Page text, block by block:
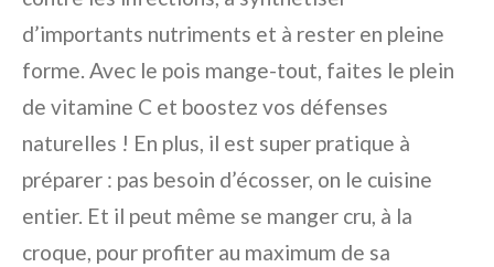
d’importants nutriments et à rester en pleine
forme. Avec le pois mange-tout, faites le plein
de vitamine C et boostez vos défenses
naturelles ! En plus, il est super pratique à
préparer : pas besoin d’écosser, on le cuisine
entier. Et il peut même se manger cru, à la
croque, pour profiter au maximum de sa